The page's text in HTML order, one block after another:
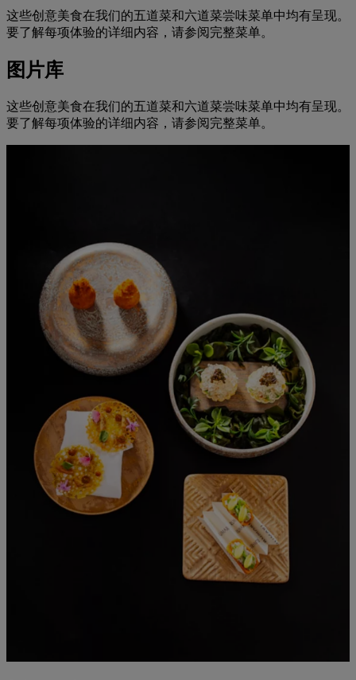
这些创意美食在我们的五道菜和六道菜尝味菜单中均有呈现。
要了解每项体验的详细内容，请参阅完整菜单。
图片库
这些创意美食在我们的五道菜和六道菜尝味菜单中均有呈现。
要了解每项体验的详细内容，请参阅完整菜单。